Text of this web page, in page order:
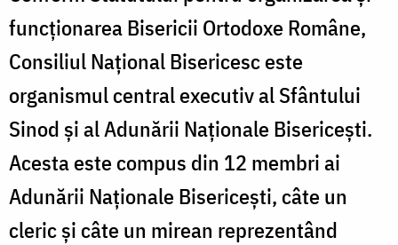
funcționarea Bisericii Ortodoxe Române,
Consiliul Național Bisericesc este
organismul central executiv al Sfântului
Sinod și al Adunării Naționale Bisericești.
Acesta este compus din 12 membri ai
Adunării Naționale Bisericești, câte un
cleric și câte un mirean reprezentând